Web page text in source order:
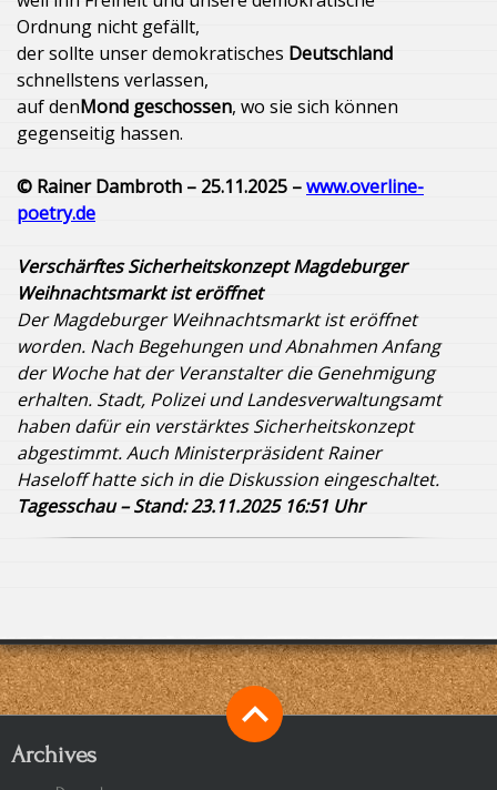
Ordnung nicht gefällt,
der sollte unser demokratisches Deutschland
schnellstens verlassen,
auf denMond geschossen, wo sie sich können
gegenseitig hassen.
© Rainer Dambroth – 25.11.2025 –www.overline-
poetry.de
Verschärftes Sicherheitskonzept Magdeburger
Weihnachtsmarkt ist eröffnet
Der Magdeburger Weihnachtsmarkt ist eröffnet
worden. Nach Begehungen und Abnahmen Anfang
der Woche hat der Veranstalter die Genehmigung
erhalten. Stadt, Polizei und Landesverwaltungsamt
haben dafür ein verstärktes Sicherheitskonzept
abgestimmt. Auch Ministerpräsident Rainer
Haseloff hatte sich in die Diskussion eingeschaltet.
Tagesschau – Stand: 23.11.2025 16:51 Uhr
Archives